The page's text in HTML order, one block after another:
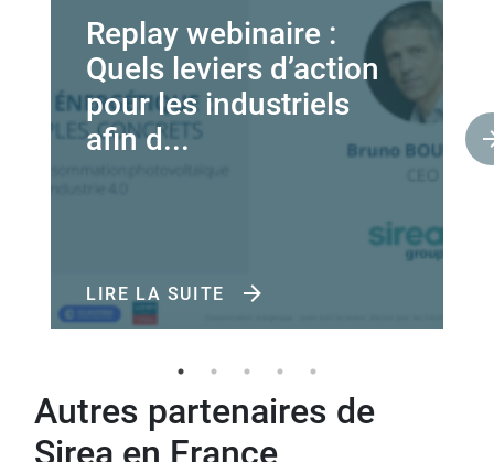
Replay webinaire :
Quels leviers d’action
pour les industriels
afin d...
LIRE LA SUITE
Autres partenaires de
Sirea en France